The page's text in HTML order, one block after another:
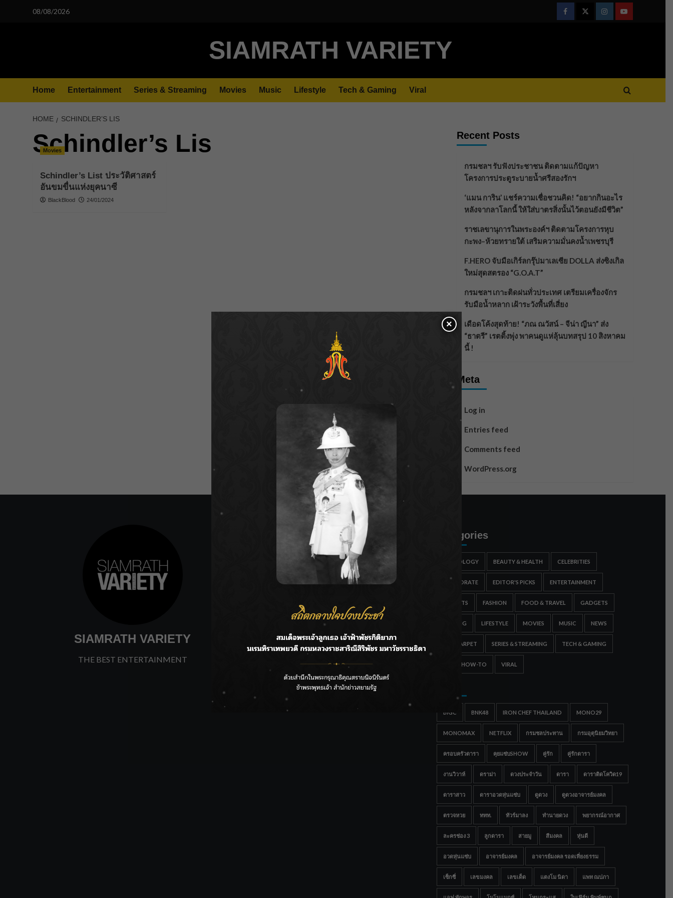
08/08/2026
FacebookTwitterInstagramYoutube
SIAMRATH VARIETY
Home Entertainment Series & Streaming Movies Music Lifestyle Tech & Gaming Viral
HOME SCHINDLER’S LIS
Schindler’s Lis
Movies
Schindler’s List ประวัติศาสตร์
อันขมขื่นแห่งยุคนาซี
BlackBlood 24/01/2024
Recent Posts
กรมชลฯ รับฟังประชาชน ติดตามแก้ปัญหา
โครงการประตูระบายน้ำศรีสองรักฯ
‘แมน การิน’ แชร์ความเชื่อชวนคิด! “อยากกินอะไร
หลังจากลาโลกนี้ ให้ใส่บาตรสิ่งนั้นไว้ตอนยังมีชีวิต”
ราชเลขานุการในพระองค์ฯ ติดตามโครงการหุบ
กะพง–ห้วยทรายใต้ เสริมความมั่นคงน้ำเพชรบุรี
F.HERO จับมือเกิร์ลกรุ๊ปมาเลเซีย DOLLA ส่งซิงเกิล
ใหม่สุดสตรอง “G.O.A.T”
กรมชลฯ เกาะติดฝนทั่วประเทศ เตรียมเครื่องจักร
รับมือน้ำหลาก เฝ้าระวังพื้นที่เสี่ยง
เดือดโค้งสุดท้าย! “ภณ ณวัสน์ – จีน่า ญีนา” ส่ง
“ธาตรี” เรตติ้งพุ่ง พาคนดูแห่ลุ้นบทสรุป 10 สิงหาคม
นี้ !
Meta
Log in
Entries feed
Comments feed
WordPress.org
SIAMRATH VARIETY
THE BEST ENTERTAINMENT
กรมชลฯ รับฟังประชาชน ติดตามแก้ปัญหาโครงการประตู
ลาโลกนี้ ให้ใส่บาตรสิ่งนั้นไว้ตอนยังมีชีวิต”
ราชเลขานุการในพระองค์ฯ ติดตามโครงการหุบกะพง–ห้วย
ทรายใต้ เสริมความมั่นคงน้ำเพชรบุรี
ตรอง “G.O.A.T”
กรมชลฯ เกาะติดฝนทั่วประเทศ เตรียมเครื่องจักรรับมือน้ำ
Categories
ASTROLOGY BEAUTY & HEALTH CELEBRITIES
CORPORATE EDITOR'S PICKS ENTERTAINMENT
ESPORTS FASHION FOOD & TRAVEL GADGETS
GAMING LIFESTYLE MOVIES MUSIC NEWS
RED CARPET SERIES & STREAMING TECH & GAMING
TIPS & HOW-TO VIRAL
BIGC BNK48 IRON CHEF THAILAND MONO29
MONOMAX NETFLIX กรมชลประทาน กรมอุตุนิยมวิทยา
ครอบครัวดารา คุยแซ่บSHOW คู่รัก คู่รักดารา
งานวิวาห์ ดราม่า ดวงประจำวัน ดารา ดาราติดโควิด19
ดาราสาว ดาราอวดหุ่นแซ่บ ดูดวง ดูดวงอาจารย์มงคล
ตรวจหวย ททท. ทัวร์มาลง ทำนายดวง พยากรณ์อากาศ
ละครช่อง 3 ลูกดารา สายมู สีมงคล หุ่นดี
อวดหุ่นแซ่บ อาจารย์มงคล อาจารย์มงคล รอดเที่ยงธรรม
เซ็กซี่ เลขมงคล เลขเด็ด แตงโม นิดา แพท ณปภา
×